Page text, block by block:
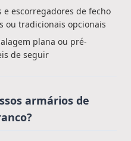
e escorregadores de fecho
ou tradicionais opcionais
plana ou pré-
de seguir
armários de